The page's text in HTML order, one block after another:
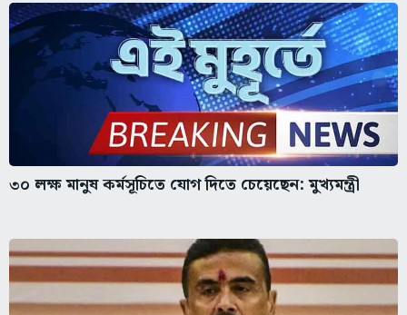
৩০ লক্ষ মানুষ কর্মসূচিতে যোগ দিতে চেয়েছেন: মুখ্যমন্ত্রী